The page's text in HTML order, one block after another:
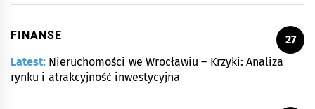
FINANSE
27
Latest: Nieruchomości we Wrocławiu – Krzyki: Analiza
rynku i atrakcyjność inwestycyjna